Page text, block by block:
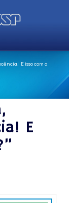
E isso com a
E